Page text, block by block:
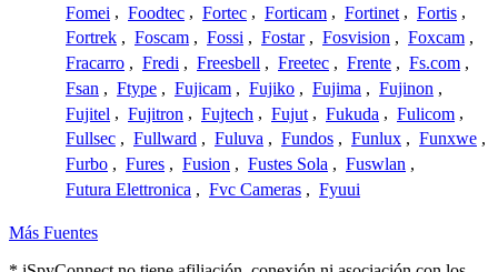
Fomei , Foodtec , Fortec , Forticam , Fortinet , Fortis ,
Fortrek , Foscam , Fossi , Fostar , Fosvision , Foxcam ,
Fracarro , Fredi , Freesbell , Freetec , Frente , Fs.com ,
Fsan , Ftype , Fujicam , Fujiko , Fujima , Fujinon ,
Fujitel , Fujitron , Fujtech , Fujut , Fukuda , Fulicom ,
Fullsec , Fullward , Fuluva , Fundos , Funlux , Funxwe ,
Furbo , Fures , Fusion , Fustes Sola , Fuswlan ,
Futura Elettronica , Fvc Cameras , Fyuui
Más Fuentes